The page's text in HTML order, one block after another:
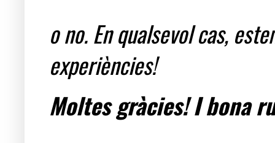
o no. En qualsevol cas,
experiències!
Moltes gràcies! I bona